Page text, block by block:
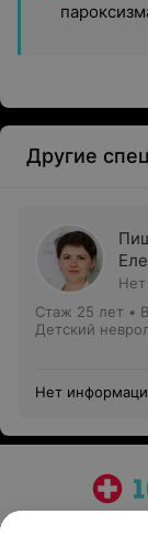
Другие
Нет
Стаж 25 лет •
Детский
Нет